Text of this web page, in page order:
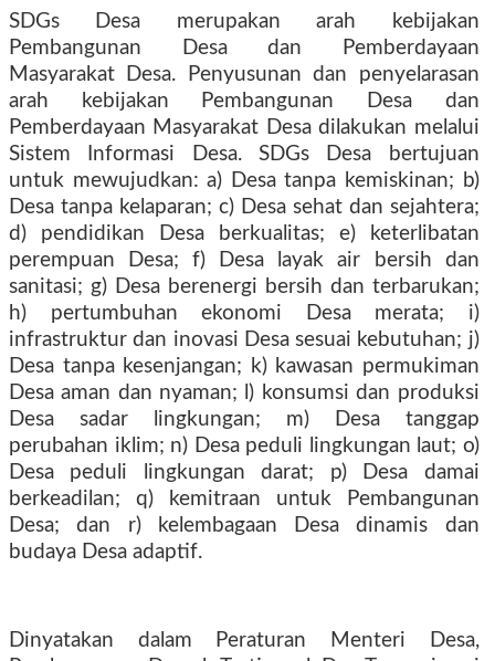
SDGs Desa merupakan arah kebijakan
Pembangunan Desa dan Pemberdayaan
Masyarakat Desa. Penyusunan dan penyelarasan
arah kebijakan Pembangunan Desa dan
Pemberdayaan Masyarakat Desa dilakukan melalui
Sistem Informasi Desa. SDGs Desa bertujuan
untuk mewujudkan: a) Desa tanpa kemiskinan; b)
Desa tanpa kelaparan; c) Desa sehat dan sejahtera;
d) pendidikan Desa berkualitas; e) keterlibatan
perempuan Desa; f) Desa layak air bersih dan
sanitasi; g) Desa berenergi bersih dan terbarukan;
h) pertumbuhan ekonomi Desa merata; i)
infrastruktur dan inovasi Desa sesuai kebutuhan; j)
Desa tanpa kesenjangan; k) kawasan permukiman
Desa aman dan nyaman; l) konsumsi dan produksi
Desa sadar lingkungan; m) Desa tanggap
perubahan iklim; n) Desa peduli lingkungan laut; o)
Desa peduli lingkungan darat; p) Desa damai
berkeadilan; q) kemitraan untuk Pembangunan
Desa; dan r) kelembagaan Desa dinamis dan
budaya Desa adaptif.
Dinyatakan dalam Peraturan Menteri Desa,